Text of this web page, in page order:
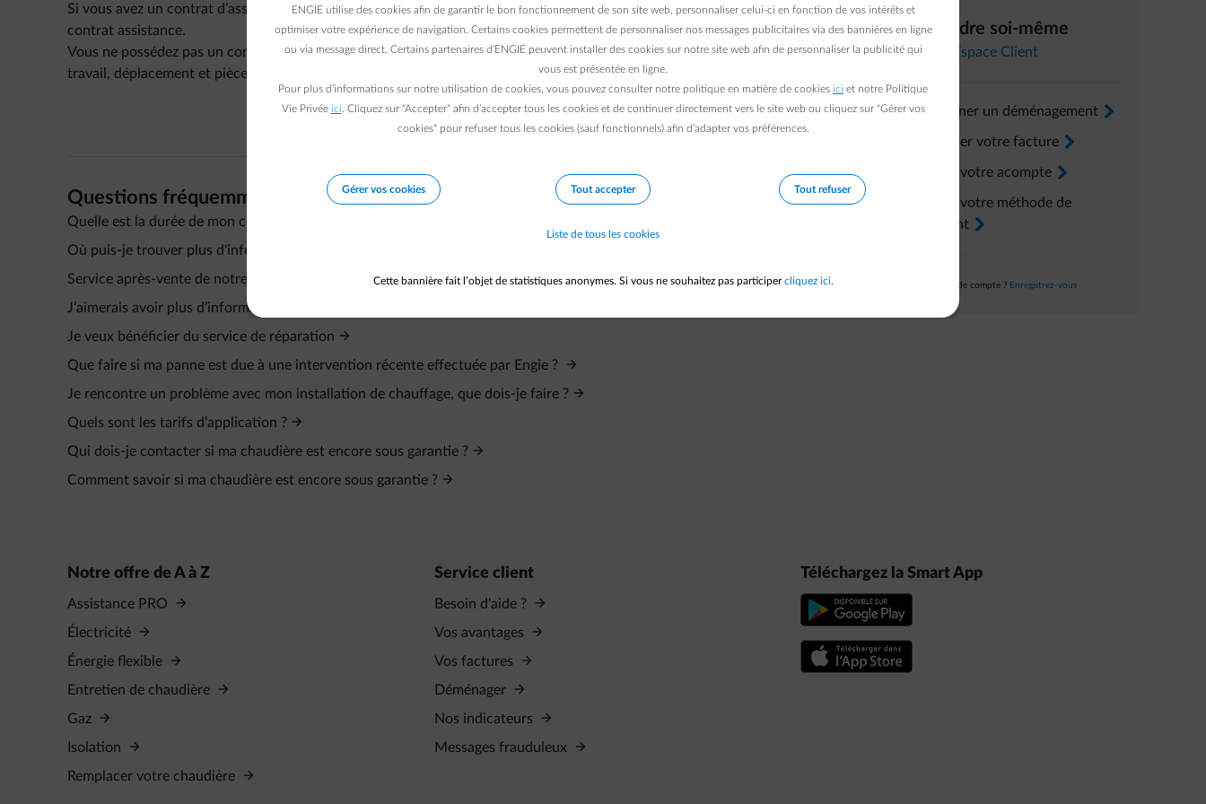
Si vous avez un contrat d’assistance, celui-ci couvrira le dépannage de votre installation selon les conditions de couverture du
contrat assistance.
Vous ne possédez pas un contrat d’assistance alors vous devrez prendre en charge les frais liés à l’intervention (heures de
travail, déplacement et pièces de rechange).
Questions fréquemment posées
Quelle est la durée de mon contrat d’assistance dépannage ?
Où puis-je trouver plus d'informations sur le remplacement de ma chaudière?
Service après-vente de notre contrat d'assistance dépannage
J’aimerais avoir plus d’information sur le service de réparation de chaudière
Je veux bénéficier du service de réparation
Que faire si ma panne est due à une intervention récente effectuée par Engie ?
Je rencontre un problème avec mon installation de chauffage, que dois-je faire ?
Quels sont les tarifs d’application ?
Qui dois-je contacter si ma chaudière est encore sous garantie ?
Comment savoir si ma chaudière est encore sous garantie ?
Résoudre soi-même
Dans l’ Espace Client
Renseigner un déménagement arrow-right
Consulter votre facture arrow-right
Ajuster votre acompte arrow-right
Ajuster votre méthode de
paiement arrow-right
Pas encore de compte ? Enregistrez-vous
Notre offre de A à Z
Assistance PRO
Électricité
Énergie flexible
Entretien de chaudière
Gaz
Isolation
Remplacer votre chaudière
Service client
Besoin d'aide ?
Vos avantages
Vos factures
Déménager
Nos indicateurs
Messages frauduleux
Téléchargez la Smart App
ENGIE utilise des cookies afin de garantir le bon fonctionnement de son site web, personnaliser celui-ci en fonction de vos intérêts et
optimiser votre expérience de navigation. Certains cookies permettent de personnaliser nos messages publicitaires via des bannières en ligne
ou via message direct. Certains partenaires d’ENGIE peuvent installer des cookies sur notre site web afin de personnaliser la publicité qui
vous est présentée en ligne.
Pour plus d’informations sur notre utilisation de cookies, vous pouvez consulter notre politique en matière de cookies ici et notre Politique
Vie Privée ici . Cliquez sur "Accepter" afin d’accepter tous les cookies et de continuer directement vers le site web ou cliquez sur "Gérer vos
cookies" pour refuser tous les cookies (sauf fonctionnels) afin d’adapter vos préférences.
Gérer vos cookies Tout accepter Tout refuser
Liste de tous les cookies
Cette bannière fait l’objet de statistiques anonymes. Si vous ne souhaitez pas participercliquez ici.